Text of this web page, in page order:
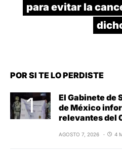
para evitar la
POR SI TE LO PERDISTE
El Gabinete de
de México
relevantes del
AGOSTO 7, 2026 4